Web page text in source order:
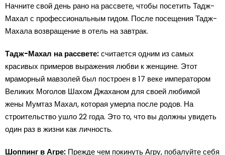
Начните свой день рано на рассвете, чтобы посетить Тадж-
Махал с профессиональным гидом. После посещения Тадж-
Махала возвращение в отель на завтрак.
Тадж-Махал на рассвете:считается одним из самых
красивых примеров выражения любви к женщине. Этот
мраморный мавзолей был построен в 17 веке императором
Великих Моголов Шахом Джаханом для своей любимой
жены Мумтаз Махал, которая умерла после родов. На
строительство ушло 22 года. Это то, что вы должны увидеть
один раз в жизни как личность.
Шоппинг в Агре: Прежде чем покинуть Агру, побалуйте себя